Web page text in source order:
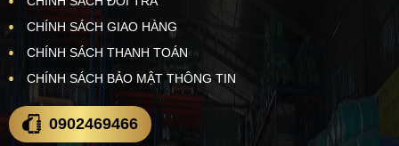
CHÍNH SÁCH GIAO HÀNG
CHÍNH SÁCH THANH TOÁN
CHÍNH SÁCH BẢO MẬT THÔNG TIN
0902469466